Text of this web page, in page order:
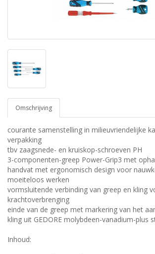
Omschrijving
courante samenstelling in milieuvriendelijke
verpakking
tbv zaagsnede- en kruiskop-schroeven PH
3-componenten-greep Power-Grip3 met
handvat met ergonomisch design voor
moeiteloos werken
vormsluitende verbinding van greep en kling
krachtoverbrenging
einde van de greep met markering van het
kling uit GEDORE molybdeen-vanadium-plus
Inhoud: